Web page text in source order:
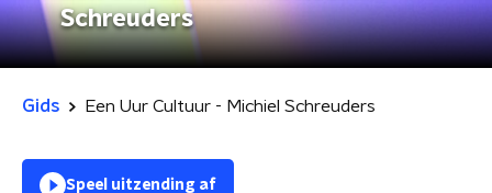
Schreuders
Gids Een Uur Cultuur - Michiel Schreuders
Speel uitzending af